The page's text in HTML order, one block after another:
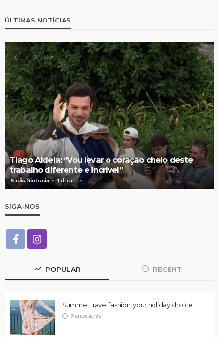
ÚLTIMAS NOTÍCIAS
Tiago Aldeia: “Vou levar o coração cheio deste
trabalho diferente e incrível”
Rádio Sintonia 1 dia atrás
SIGA-NOS
POPULAR RECENT
Summer travel fashion, your holiday choice
9 anos atrás